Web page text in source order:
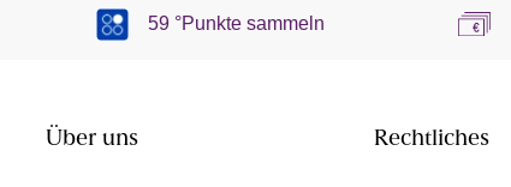
59 °Punkte sammeln
Über uns Rechtliches